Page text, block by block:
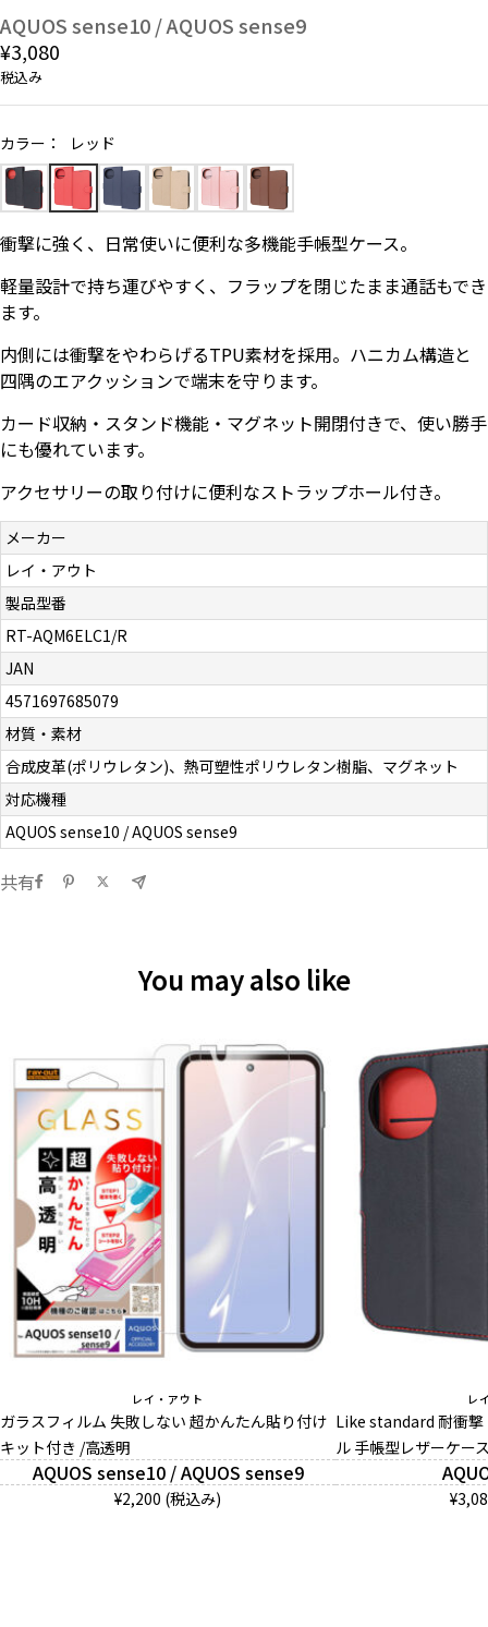
会社概要
よくある質問
お問い合わせ（一般の皆様）
お問い合わせ（企業様）
プライバシーポリシー
AQUOS sense10 / AQUOS sense9
¥3,080
税込み
カラー： レッド
衝撃に強く、日常使いに便利な多機能手帳型ケース。
軽量設計で持ち運びやすく、フラップを閉じたまま通話もでき
ます。
内側には衝撃をやわらげるTPU素材を採用。ハニカム構造と
四隅のエアクッションで端末を守ります。
カード収納・スタンド機能・マグネット開閉付きで、使い勝手
にも優れています。
アクセサリーの取り付けに便利なストラップホール付き。
メーカー
レイ・アウト
製品型番
RT-AQM6ELC1/R
JAN
4571697685079
材質・素材
合成皮革(ポリウレタン)、熱可塑性ポリウレタン樹脂、マグネット
対応機種
AQUOS sense10 / AQUOS sense9
共有
You may also like
レイ・アウト
ガラスフィルム 失敗しない 超かんたん貼り付け
キット付き /高透明
AQUOS sense10 / AQUOS sense9
¥2,200 (税込み)
レ
Like standard 耐衝撃
ル 手帳型レザーケー